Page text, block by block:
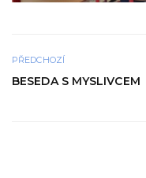
PŘEDCHOZÍ
BESEDA S MYSLIVCEM